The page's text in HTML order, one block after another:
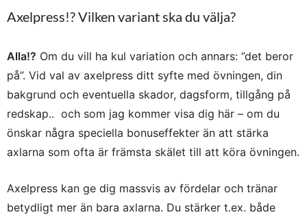
Axelpress!? Vilken variant ska du välja?
Alla!? Om du vill ha kul variation och annars: ”det beror
på”. Vid val av axelpress ditt syfte med övningen, din
bakgrund och eventuella skador, dagsform, tillgång på
redskap.. och som jag kommer visa dig här – om du
önskar några speciella bonuseffekter än att stärka
axlarna som ofta är främsta skälet till att köra övningen.
Axelpress kan ge dig massvis av fördelar och tränar
betydligt mer än bara axlarna. Du stärker t.ex. både